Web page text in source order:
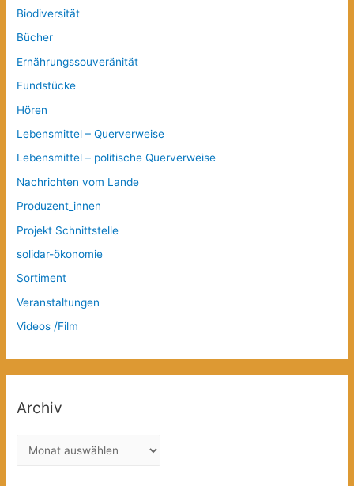
Biodiversität
Bücher
Ernährungssouveränität
Fundstücke
Hören
Lebensmittel – Querverweise
Lebensmittel – politische Querverweise
Nachrichten vom Lande
Produzent_innen
Projekt Schnittstelle
solidar-ökonomie
Sortiment
Veranstaltungen
Videos /Film
Archiv